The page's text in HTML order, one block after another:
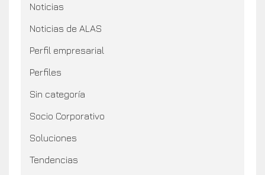
Noticias
Noticias de ALAS
Perfil empresarial
Perfiles
Sin categoría
Socio Corporativo
Soluciones
Tendencias